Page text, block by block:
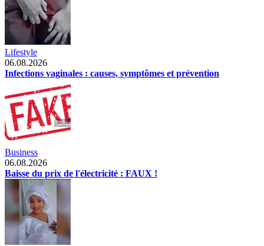
Lifestyle
06.08.2026
Infections vaginales : causes, symptômes et prévention
Business
06.08.2026
Baisse du prix de l'électricité : FAUX !